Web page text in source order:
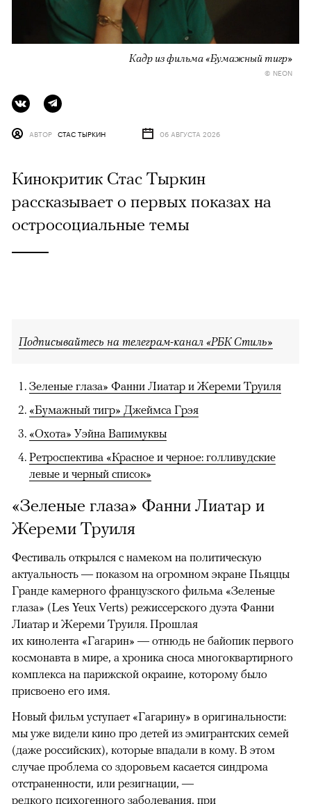
Кадр из фильма «Бумажный тигр»
© NEON
АВТОР СТАС ТЫРКИН 06 АВГУСТА 2026
Кинокритик Стас Тыркин
рассказывает о первых показах на
остросоциальные темы
Подписывайтесь на телеграм-канал «РБК Стиль»
Зеленые глаза» Фанни Лиатар и Жереми Труиля
«Бумажный тигр» Джеймса Грэя
«Охота» Уэйна Вапимуквы
Ретроспектива «Красное и черное: голливудские
левые и черный список»
«Зеленые глаза» Фанни Лиатар и
Жереми Труиля
Фестиваль открылся с намеком на политическую
актуальность — показом на огромном экране Пьяццы
Гранде камерного французского фильма «Зеленые
глаза» (Les Yeux Verts) режиссерского дуэта Фанни
Лиатар и Жереми Труиля. Прошлая
их кинолента «Гагарин» — отнюдь не байопик первого
космонавта в мире, а хроника сноса многоквартирного
комплекса на парижской окраине, которому было
присвоено его имя.
Новый фильм уступает «Гагарину» в оригинальности:
мы уже видели кино про детей из эмигрантских семей
(даже российских), которые впадали в кому. В этом
случае проблема со здоровьем касается синдрома
отстраненности, или резигнации, —
редкого психогенного заболевания, при